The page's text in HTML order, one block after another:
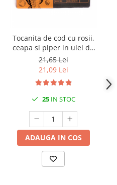
Tocanita de cod cu rosii,
ceapa si piper in ulei de
masline 120gr Aveiro
21,65 Lei
21,09 Lei
25IN STOC
ADAUGA IN COS